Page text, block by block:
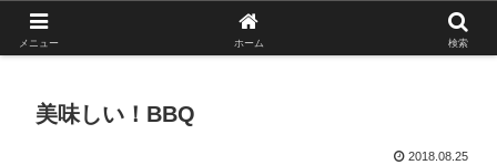
がんばれ！フルスイング！境南ブレーブス！
美味しい！BBQ
2018.08.25
メニュー ホーム 検索